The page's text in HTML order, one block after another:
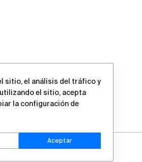
sitio, el análisis del tráfico y
el sitio, acepta
la configuración de
Aceptar